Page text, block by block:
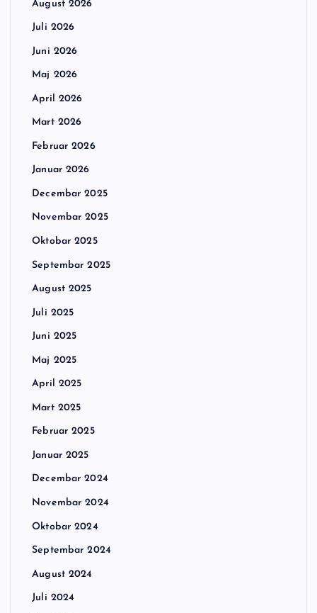
August 2026
Juli 2026
Juni 2026
Maj 2026
April 2026
Mart 2026
Februar 2026
Januar 2026
Decembar 2025
Novembar 2025
Oktobar 2025
Septembar 2025
August 2025
Juli 2025
Juni 2025
Maj 2025
April 2025
Mart 2025
Februar 2025
Januar 2025
Decembar 2024
Novembar 2024
Oktobar 2024
Septembar 2024
August 2024
Juli 2024